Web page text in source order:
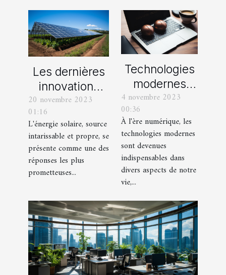
Les dernières
innovations
technologiques
dans le secteur
de l'énergie
solaire
20 novembre 2023
01:16
L'énergie solaire, source
intarissable et propre, se
présente comme une des
réponses les plus
prometteuses...
Technologies
modernes
utilisées pour
le processus
de visa pour la
Chine
4 novembre 2023
00:36
À l'ère numérique, les
technologies modernes
sont devenues
indispensables dans
divers aspects de notre
vie,...